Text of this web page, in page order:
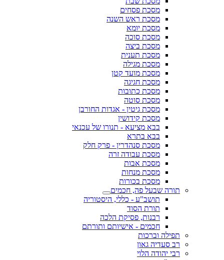
מסכת פסחים
מסכת ראש השנה
מסכת יומא
מסכת סוכה
מסכת ביצה
מסכת תענית
מסכת מגילה
מסכת מועד קטן
מסכת חגיגה
מסכת כתובות
מסכת סוטה
מסכת גיטין - אגדות החורבן
מסכת קידושין
בבא מציעא - תנורו של עכנאי
בבא בתרא
מסכת סנהדרין - פרק חלק
מסכת עבודה זרה
מסכת אבות
מסכת מנחות
מסכת בכורות
תורה שבעל פה, חכמים
תושב"ע - כללי, היסטוריה
תורת הסוד
רבנות, פסיקת הלכה
חכמים - אישיותם ותורתם
תפילה וברכות
רב סעדיה גאון
רבי יהודה הלוי